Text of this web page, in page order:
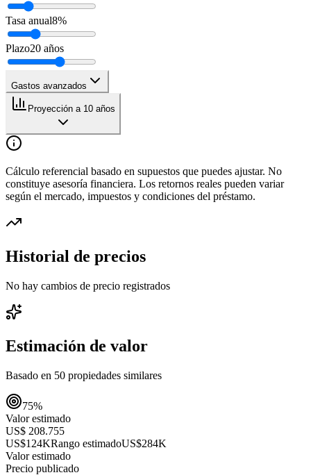
Tasa anual8%
Plazo20 años
Gastos avanzados
Proyección a 10 años
Cálculo referencial basado en supuestos que puedes ajustar. No
constituye asesoría financiera. Los retornos reales pueden variar
según el mercado, impuestos y condiciones del préstamo.
Historial de precios
No hay cambios de precio registrados
Estimación de valor
Basado en 50 propiedades similares
75%
Valor estimado
US$ 208.755
US$124KRango estimadoUS$284K
Valor estimado
Precio publicado